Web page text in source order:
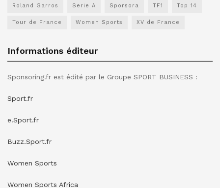
Roland Garros Serie A Sporsora TF1 Top 14
Tour de France Women Sports XV de France
Informations éditeur
Sponsoring.fr est édité par le Groupe SPORT BUSINESS :
Sport.fr
e.Sport.fr
Buzz.Sport.fr
Women Sports
Women Sports Africa